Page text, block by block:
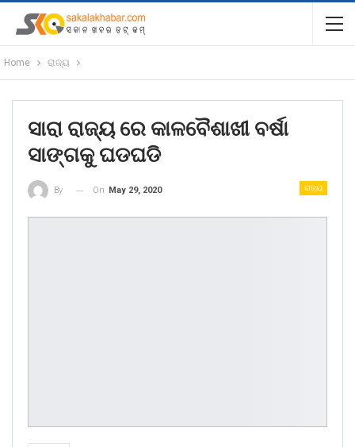
Home ରାଜ୍ୟ
ସାରା ରାଜ୍ୟ ରେ କାଳବୈଶାଖୀ ବର୍ଷା
ସାଙ୍ଗକୁ ଘଡଘଡି
ରାଜ୍ୟ
By On May 29, 2020